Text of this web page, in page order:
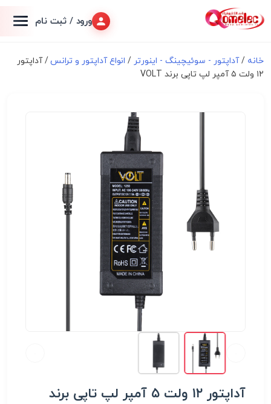
ورود / ثبت نام
خانه /آداپتور - سوئیچینگ - اینورتر / انواع آداپتور و ترانس/ آداپتور
۱۲ ولت ۵ آمپر لپ تاپی برند VOLT
آداپتور ۱۲ ولت ۵ آمپر لپ تاپی برند